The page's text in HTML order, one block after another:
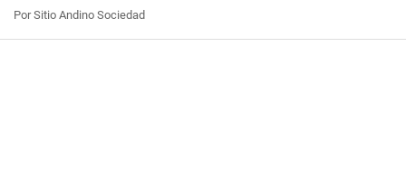
Por Sitio Andino Sociedad